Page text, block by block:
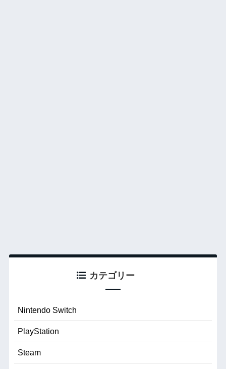
カテゴリー
Nintendo Switch
PlayStation
Steam